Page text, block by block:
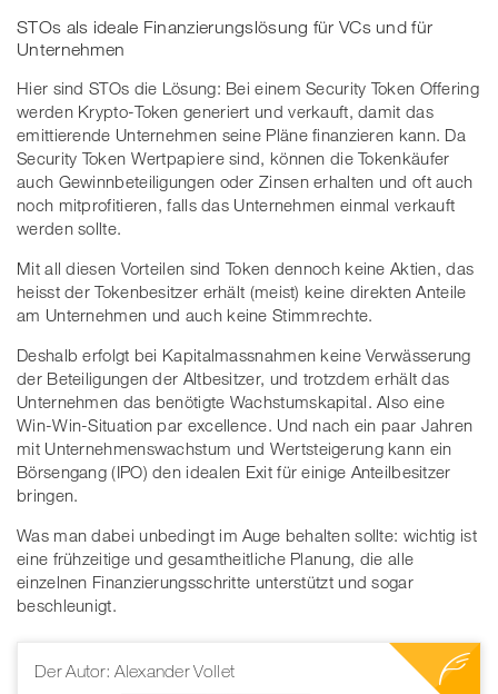
STOs als ideale Finanzierungslösung für VCs und für
Unternehmen
Hier sind STOs die Lösung: Bei einem Security Token Offering
werden Krypto-Token generiert und verkauft, damit das
emittierende Unternehmen seine Pläne finanzieren kann. Da
Security Token Wertpapiere sind, können die Tokenkäufer
auch Gewinnbeteiligungen oder Zinsen erhalten und oft auch
noch mitprofitieren, falls das Unternehmen einmal verkauft
werden sollte.
Mit all diesen Vorteilen sind Token dennoch keine Aktien, das
heisst der Tokenbesitzer erhält (meist) keine direkten Anteile
am Unternehmen und auch keine Stimmrechte.
Deshalb erfolgt bei Kapitalmassnahmen keine Verwässerung
der Beteiligungen der Altbesitzer, und trotzdem erhält das
Unternehmen das benötigte Wachstumskapital. Also eine
Win-Win-Situation par excellence. Und nach ein paar Jahren
mit Unternehmenswachstum und Wertsteigerung kann ein
Börsengang (IPO) den idealen Exit für einige Anteilbesitzer
bringen.
Was man dabei unbedingt im Auge behalten sollte: wichtig ist
eine frühzeitige und gesamtheitliche Planung, die alle
einzelnen Finanzierungsschritte unterstützt und sogar
beschleunigt.
Der Autor: Alexander Vollet